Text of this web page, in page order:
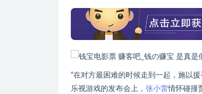
“在对方最困难的时候走到一起，施以
乐视游戏的发布会上， 张小雷情怀碰撞